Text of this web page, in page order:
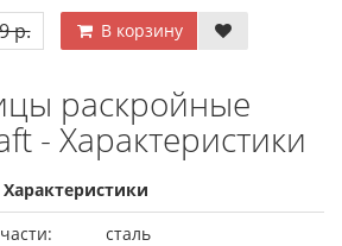
р. В корзину
раскройные
- Характеристики
Характеристики
сталь